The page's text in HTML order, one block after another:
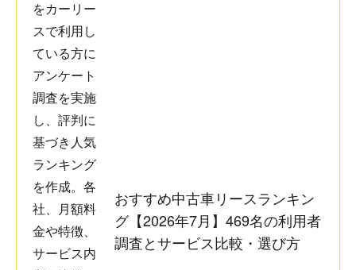
一番良かったのは、やはり支払いが安定していることで
す。車を持つとどうしても車検や税金でまとまった出費が
発生しますが、それがないだけでかなり安心感がありま
す。仕事柄、収入に多少波があるので、この「固定費化で
きる」という点はかなり大きかったです。また、メンテナ
ンス込みのプランにしていたので、オイル交換なども気軽
に相談でき、車に詳しくない自分でも安心して乗り続けら
れました。車にあまりこだわりがなく、手間を減らしたい
人には向いていると思います。
30代・女性
一方で、途中解約が基本的にできない点はやはりデメリッ
トだと感じました。ライフスタイルが変わる可能性がある
人には少し縛りが強いと思います。また、走行距離制限も
あるので、仕事などで長距離を頻繁に使う人には注意が必
要です。あと、トータルで見た場合は購入より割高になる
ケースもあるので、「安く乗る」というよりは「楽に乗
る」という考えで選んだ方が納得感はあると思います。
おすすめ中古車リースランキン
グ【2026年7月】469名の利用者
調査とサービス比較・選び方